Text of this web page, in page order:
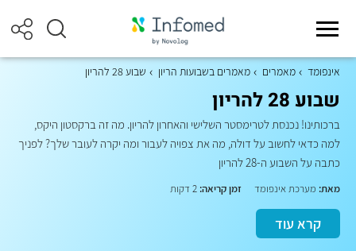
אינפומד מאמרים מאמרים בשבועות הריון שבוע 28 להריון
שבוע 28 להריון
ברכותינו! נכנסת לטרימסטר השלישי והאחרון להריון. מה זה ברקסטון היקס,
למה כדאי לחשוב על דולה, מה את צפויה לעבור ומה יקרה לעובר שלך? לפניך
כתבה על השבוע ה-28 להריון
מאת: מערכת אינפומד זמן קריאה:
קרא עוד